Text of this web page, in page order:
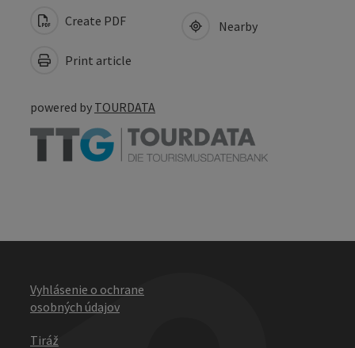
Create PDF
Print article
Nearby
powered by TOURDATA
Vyhlásenie o ochrane
osobných údajov
Tiráž